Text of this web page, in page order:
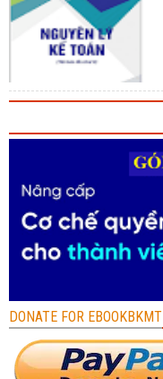
DONATE FOR EBOOKBKMT